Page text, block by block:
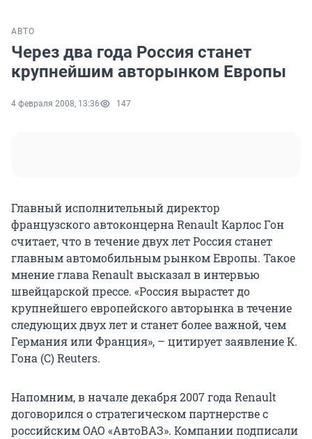
АВТО
Через два года Россия станет
крупнейшим авторынком Европы
4 февраля 2008, 13:36 147
Главный исполнительный директор
французского автоконцерна Renault Карлос Гон
считает, что в течение двух лет Россия станет
главным автомобильным рынком Европы. Такое
мнение глава Renault высказал в интервью
швейцарской прессе. «Россия вырастет до
крупнейшего европейского авторынка в течение
следующих двух лет и станет более важной, чем
Германия или Франция», – цитирует заявление К.
Гона (С) Reuters.
Напомним, в начале декабря 2007 года Renault
договорился о стратегическом партнерстве с
российским ОАО «АвтоВАЗ». Компании подписали